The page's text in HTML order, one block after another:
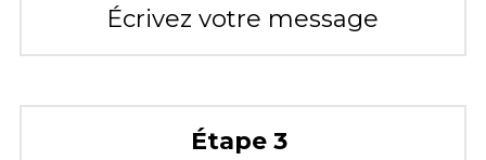
Écrivez votre message
Étape 3